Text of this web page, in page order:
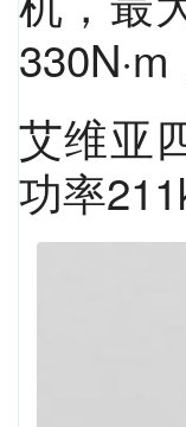
艾维亚
功率